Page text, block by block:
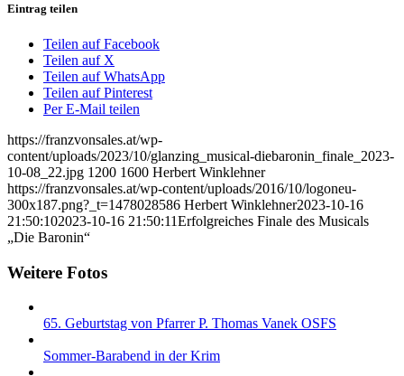
Eintrag teilen
Teilen auf Facebook
Teilen auf X
Teilen auf WhatsApp
Teilen auf Pinterest
Per E-Mail teilen
https://franzvonsales.at/wp-
content/uploads/2023/10/glanzing_musical-diebaronin_finale_2023-
10-08_22.jpg 1200 1600 Herbert Winklehner
https://franzvonsales.at/wp-content/uploads/2016/10/logoneu-
300x187.png?_t=1478028586 Herbert Winklehner2023-10-16
21:50:102023-10-16 21:50:11Erfolgreiches Finale des Musicals
„Die Baronin“
Weitere Fotos
65. Geburtstag von Pfarrer P. Thomas Vanek OSFS
Sommer-Barabend in der Krim